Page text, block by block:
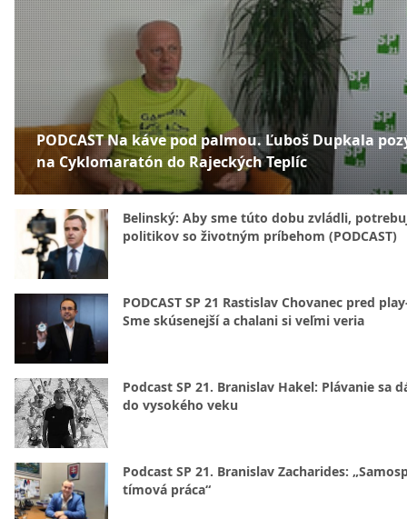
PODCAST Na káve pod palmou. Ľuboš Dupkala
na Cyklomaratón do Rajeckých Teplíc
Belinský: Aby sme túto dobu zvládli,
politikov so životným príbehom (PODCAST)
PODCAST SP 21 Rastislav Chovanec pred
Sme skúsenejší a chalani si veľmi veria
Podcast SP 21. Branislav Hakel: Plávanie sa
do vysokého veku
Podcast SP 21. Branislav Zacharides:
tímová práca“